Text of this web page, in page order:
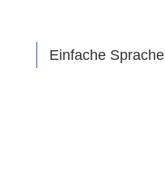
Einfache Sprache